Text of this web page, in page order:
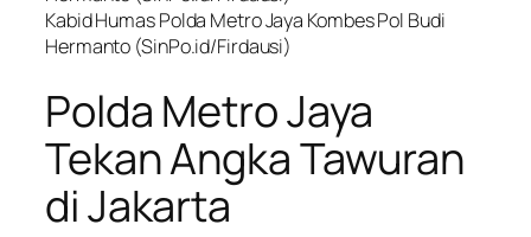
Kabid Humas Polda Metro Jaya Kombes Pol Budi
Hermanto (SinPo.id/Firdausi)
Polda Metro Jaya
Tekan Angka Tawuran
di Jakarta